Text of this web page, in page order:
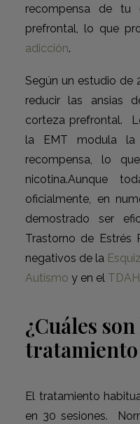
recompensa de tu
prefrontal, lo que
adicción.
Según un estudio de
reducir las ansias
corteza prefrontal.
la EMT modula la
recompensa, lo
nicotina.Aunque
oficialmente, en
demostrado ser
Trastorno de Estrés
negativos de la
Autismo y en el TDAH
¿Cuáles
tratamiento
El tratamiento
en 30 sesiones.